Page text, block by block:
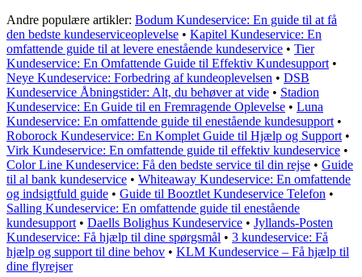
Andre populære artikler: Bodum Kundeservice: En guide til at få
den bedste kundeserviceoplevelse • Kapitel Kundeservice: En
omfattende guide til at levere enestående kundeservice • Tier
Kundeservice: En Omfattende Guide til Effektiv Kundesupport •
Neye Kundeservice: Forbedring af kundeoplevelsen • DSB
Kundeservice Åbningstider: Alt, du behøver at vide • Stadion
Kundeservice: En Guide til en Fremragende Oplevelse • Luna
Kundeservice: En omfattende guide til enestående kundesupport •
Roborock Kundeservice: En Komplet Guide til Hjælp og Support •
Virk Kundeservice: En omfattende guide til effektiv kundeservice •
Color Line Kundeservice: Få den bedste service til din rejse • Guide
til al bank kundeservice • Whiteaway Kundeservice: En omfattende
og indsigtfuld guide • Guide til Booztlet Kundeservice Telefon •
Salling Kundeservice: En omfattende guide til enestående
kundesupport • Daells Bolighus Kundeservice • Jyllands-Posten
Kundeservice: Få hjælp til dine spørgsmål • 3 kundeservice: Få
hjælp og support til dine behov • KLM Kundeservice – Få hjælp til
dine flyrejser